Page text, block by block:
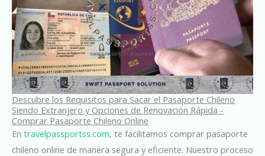
Descubre los Requisitos para Sacar el Pasaporte Chileno
Siendo Extranjero y Opciones de Renovación Rápida -
Comprar Pasaporte Chileno Online
En travelpassportss.com, te facilitamos comprar pasaporte
chileno online de manera segura y eficiente. Nuestro proceso